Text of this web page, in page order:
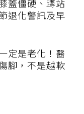
蓋僵硬、蹲站
退化警訊及早
定是老化！醫
腳，不是越軟